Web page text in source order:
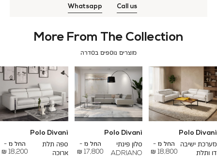
Call us
Whatsapp
More From The Collection
מוצרים נוספים בסדרה
Polo Divani
מערכת ישיבה
דו ותלת
החל מ -
18,800 ₪
To
24,500 ₪
Polo Divani
סלון פינתי
ADRIANO
החל מ -
17,800 ₪
To
26,700 ₪
Polo Divani
ספה תלת
ארוכה
החל מ -
18,200 ₪
To
23,200 ₪